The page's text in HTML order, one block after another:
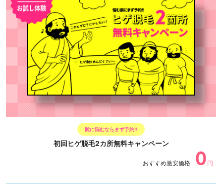
髭に悩むならまず予約‼
初回ヒゲ脱毛2カ所無料キャンペーン
おすすめ激安価格 0円